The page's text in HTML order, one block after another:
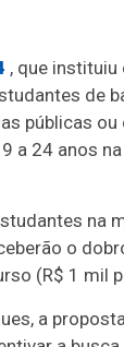
, que instituiu
de
públicas ou
a 24 anos
na
o
(R$ 1 mil
a